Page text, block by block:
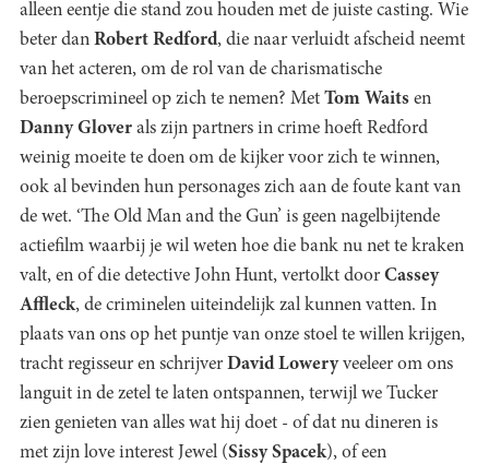
alleen eentje die stand zou houden met de juiste casting. Wie
beter dan Robert Redford, die naar verluidt afscheid neemt
van het acteren, om de rol van de charismatische
beroepscrimineel op zich te nemen? Met Tom Waits en
Danny Glover als zijn partners in crime hoeft Redford
weinig moeite te doen om de kijker voor zich te winnen,
ook al bevinden hun personages zich aan de foute kant van
de wet. ‘The Old Man and the Gun’ is geen nagelbijtende
actiefilm waarbij je wil weten hoe die bank nu net te kraken
valt, en of die detective John Hunt, vertolkt door Cassey
Affleck, de criminelen uiteindelijk zal kunnen vatten. In
plaats van ons op het puntje van onze stoel te willen krijgen,
tracht regisseur en schrijver David Loweryveeleer om ons
languit in de zetel te laten ontspannen, terwijl we Tucker
zien genieten van alles wat hij doet - of dat nu dineren is
met zijn love interest Jewel (Sissy Spacek), of een